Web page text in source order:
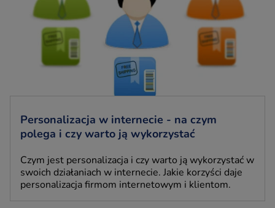
Personalizacja w internecie - na czym
polega i czy warto ją wykorzystać
Czym jest personalizacja i czy warto ją wykorzystać w
swoich działaniach w internecie. Jakie korzyści daje
personalizacja firmom internetowym i klientom.